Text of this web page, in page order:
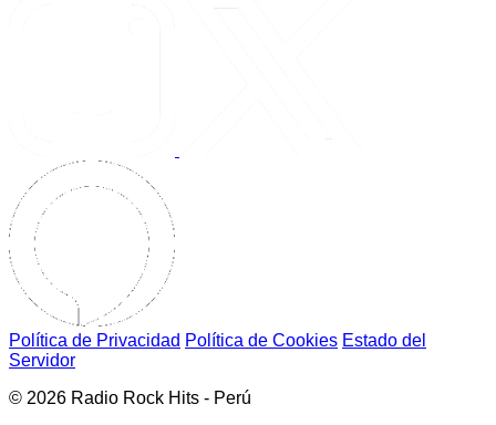
Política de Privacidad Política de Cookies Estado del
Servidor
© 2026 Radio Rock Hits - Perú